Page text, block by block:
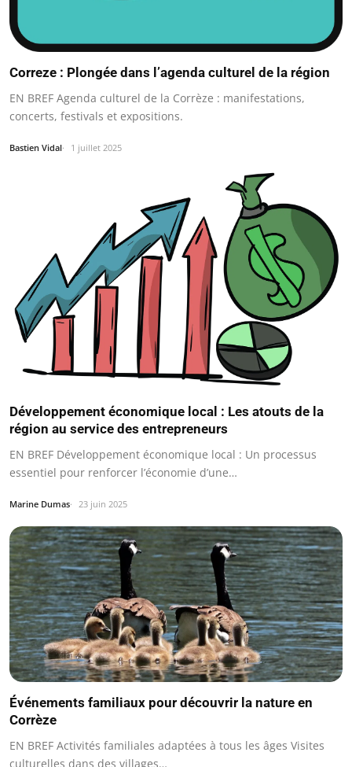
Correze : Plongée dans l’agenda culturel de la région
EN BREF Agenda culturel de la Corrèze : manifestations,
concerts, festivals et expositions.
Bastien Vidal 1 juillet 2025
Développement économique local : Les atouts de la
région au service des entrepreneurs
EN BREF Développement économique local : Un processus
essentiel pour renforcer l’économie d’une…
Marine Dumas 23 juin 2025
Événements familiaux pour découvrir la nature en
Corrèze
EN BREF Activités familiales adaptées à tous les âges Visites
culturelles dans des villages…